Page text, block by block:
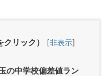
リック） [非表示]
の中学校偏差値ラン